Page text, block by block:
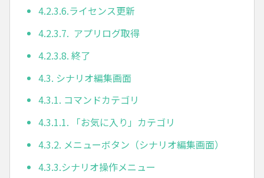
4.2.3.6.ライセンス更新
4.2.3.7. アプリログ取得
4.2.3.8. 終了
4.3. シナリオ編集画面
4.3.1. コマンドカテゴリ
4.3.1.1. 「お気に入り」カテゴリ
4.3.2. メニューボタン（シナリオ編集画面）
4.3.3.シナリオ操作メニュー